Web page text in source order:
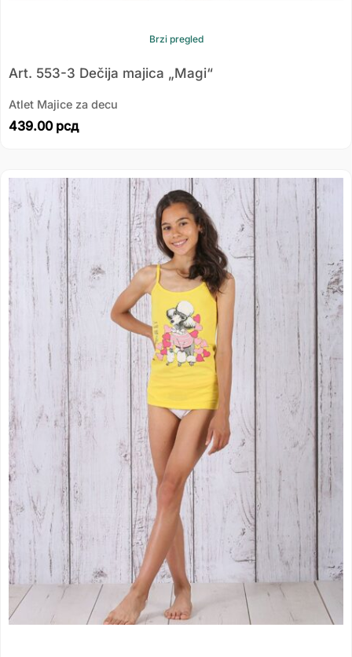
Brzi pregled
Art. 553-3 Dečija majica „Magi“
Atlet Majice za decu
439.00 рсд